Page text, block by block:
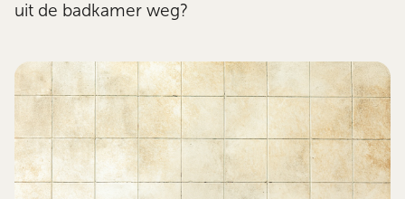
uit de badkamer weg?